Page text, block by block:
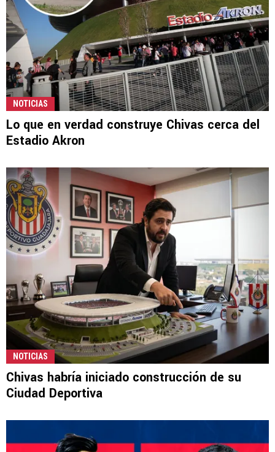
NOTICIAS
Lo que en verdad construye Chivas cerca del
Estadio Akron
NOTICIAS
Chivas habría iniciado construcción de su
Ciudad Deportiva